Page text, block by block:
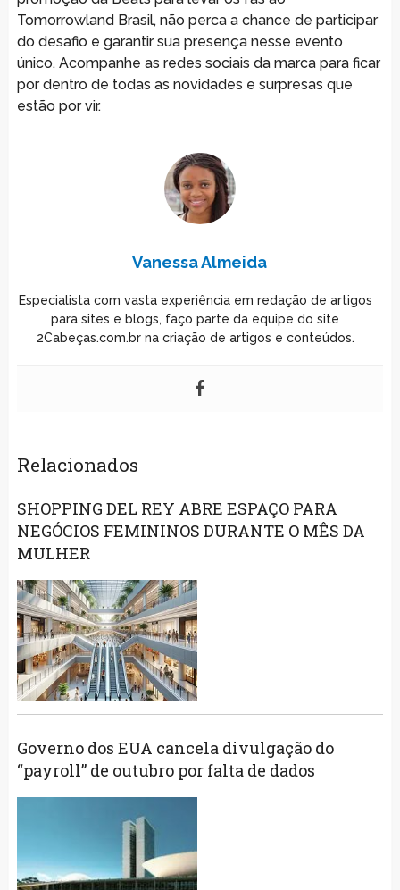
Tomorrowland Brasil, não perca a chance de participar
do desafio e garantir sua presença nesse evento
único. Acompanhe as redes sociais da marca para ficar
por dentro de todas as novidades e surpresas que
estão por vir.
Vanessa Almeida
Especialista com vasta experiência em redação de artigos
para sites e blogs, faço parte da equipe do site
2Cabeças.com.br na criação de artigos e conteúdos.
Relacionados
SHOPPING DEL REY ABRE ESPAÇO PARA
NEGÓCIOS FEMININOS DURANTE O MÊS DA
MULHER
Governo dos EUA cancela divulgação do
“payroll” de outubro por falta de dados